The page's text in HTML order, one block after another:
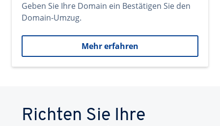
Geben Sie Ihre Domain ein Bestätigen Sie den
Domain-Umzug.
Mehr erfahren
Richten Sie Ihre